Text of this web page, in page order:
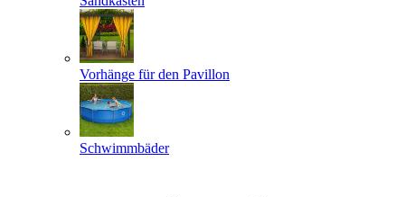
Vorhänge für den Pavillon
Schwimmbäder